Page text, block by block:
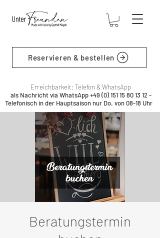
Reservieren & bestellen
Erreichbarkeit: Telefon & WhatsApp
als Nachricht via WhatsApp+49 (0) 151 15 80 13 12-
Telefonisch in der Hauptsaison nur Do. von 08-18 Uhr
Beratungstermin